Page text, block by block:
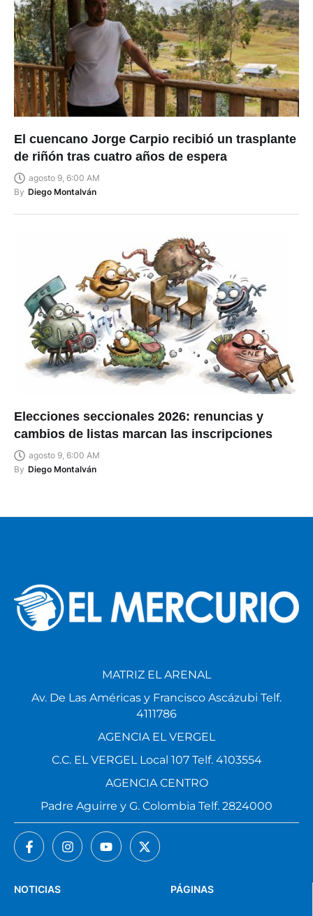
El cuencano Jorge Carpio recibió un trasplante
de riñón tras cuatro años de espera
agosto 9, 6:00 AM
By Diego Montalván
Elecciones seccionales 2026: renuncias y
cambios de listas marcan las inscripciones
agosto 9, 6:00 AM
By Diego Montalván
PÁGINAS
NOTICIAS
MATRIZ EL ARENAL
Av. De Las Américas y Francisco Ascázubi Telf.
4111786
AGENCIA EL VERGEL
C.C. EL VERGEL Local 107 Telf. 4103554
AGENCIA CENTRO
Padre Aguirre y G. Colombia Telf. 2824000